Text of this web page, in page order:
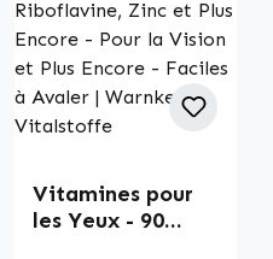
Vitamines pour
les Yeux - 90